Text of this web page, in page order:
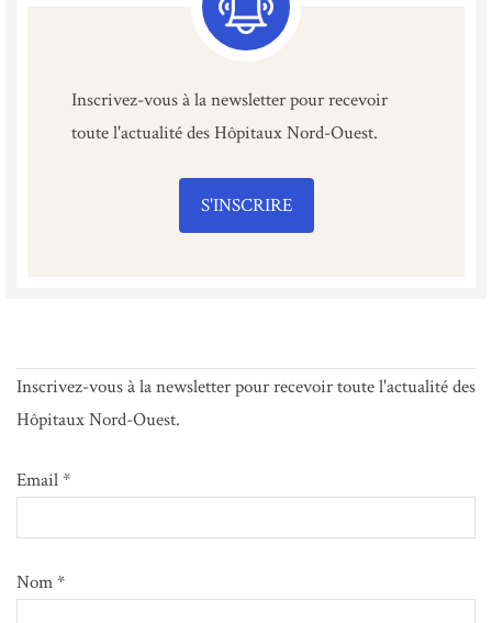
Inscrivez-vous à la newsletter pour recevoir
toute l'actualité des Hôpitaux Nord-Ouest.
S'INSCRIRE
Inscrivez-vous à la newsletter pour recevoir toute l'actualité des
Hôpitaux Nord-Ouest.
Email *
Nom *